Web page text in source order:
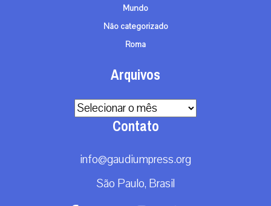
Mundo
Não categorizado
Roma
Arquivos
Arquivos
Contato
info@gaudiumpress.org
São Paulo, Brasil